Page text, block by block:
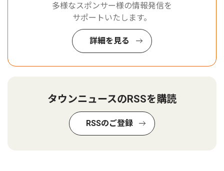
多様なスポンサー様の情報発信を
サポートいたします。
詳細を見る
タウンニュースのRSSを購読
RSSのご登録